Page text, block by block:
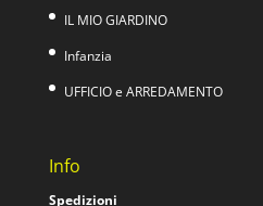
IL MIO GIARDINO
Infanzia
UFFICIO e ARREDAMENTO
Info
Spedizioni